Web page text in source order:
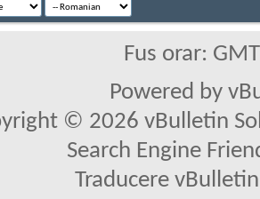
Fus orar:
Powered by
© 2026 vBulletin
Search Engine
Traducere